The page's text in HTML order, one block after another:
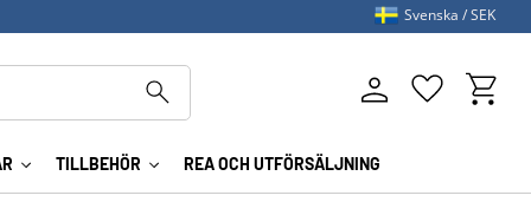
TILLBEHÖR REA OCH UTFÖRSÄLJNING
Favoriter
Svenska SEK